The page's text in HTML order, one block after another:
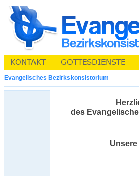
Evangelisches Bezirkskonsistorium
des